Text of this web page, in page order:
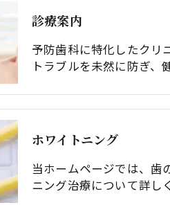
診療案内
予防歯科に特化したクリ
トラブルを未然に防ぎ
ホワイトニング
当ホームページでは、歯
ニング治療について詳